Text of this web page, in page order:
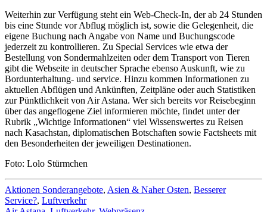
Weiterhin zur Verfügung steht ein Web-Check-In, der ab 24 Stunden
bis eine Stunde vor Abflug möglich ist, sowie die Gelegenheit, die
eigene Buchung nach Angabe von Name und Buchungscode
jederzeit zu kontrollieren. Zu Special Services wie etwa der
Bestellung von Sondermahlzeiten oder dem Transport von Tieren
gibt die Webseite in deutscher Sprache ebenso Auskunft, wie zu
Bordunterhaltung- und service. Hinzu kommen Informationen zu
aktuellen Abflügen und Ankünften, Zeitpläne oder auch Statistiken
zur Pünktlichkeit von Air Astana. Wer sich bereits vor Reisebeginn
über das angeflogene Ziel informieren möchte, findet unter der
Rubrik „Wichtige Informationen“ viel Wissenswertes zu Reisen
nach Kasachstan, diplomatischen Botschaften sowie Factsheets mit
den Besonderheiten der jeweiligen Destinationen.
Foto: Lolo Stürmchen
Aktionen Sonderangebote, Asien & Naher Osten, Besserer
Service?, Luftverkehr